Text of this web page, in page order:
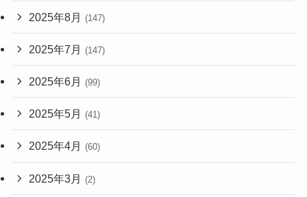
2025年8月 (147)
2025年7月 (147)
2025年6月 (99)
2025年5月 (41)
2025年4月 (60)
2025年3月 (2)